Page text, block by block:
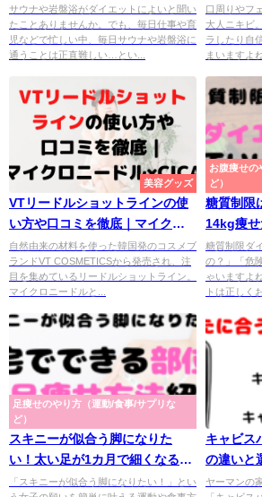
盤浴体験で痩せ体質を目指す！
サウナや岩盤浴がダイエットによいと聞い
たことありませんか。でも、毎日仕事や育
児などで忙しい中、毎日サウナや岩盤浴に
通うことは正直難しい…とい...
た7日間
あるの？
口周りやフ
大人ニキビ
ラしたり自
まいますよ
美容グッズ
VTリードルショットラインの使
い方や口コミを徹底｜マイクロ
ニードル×CICA
自然由来の材料を使った韓国発のコスメブ
ランドVT COSMETICSから発売され、注
目を集めているリードルショットライン。
マイクロニードルと...
お腹痩せの
ど）
糖質制限
14kg痩せ
食べてい
介【簡単
糖質制限ダ
の？」「危
ゃいますよ
トは正しく
足痩せのやり方（運動/食事/サプリな
ど）
スキニーが似合う脚になりた
い！太い足が1カ月で細くなる部
位別の足痩せ方法
「スキニーが似合う脚になりたい！」とい
キャビス
の違いと
買える情
ヤーマンの